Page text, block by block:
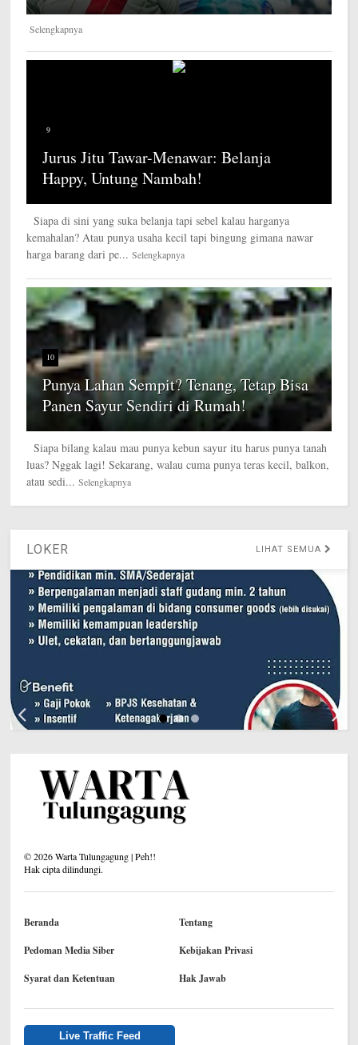
Selengkapnya
9
Jurus Jitu Tawar-Menawar: Belanja
Happy, Untung Nambah!
Siapa di sini yang suka belanja tapi sebel kalau harganya
kemahalan? Atau punya usaha kecil tapi bingung gimana nawar
harga barang dari pe... Selengkapnya
10
Punya Lahan Sempit? Tenang, Tetap Bisa
Panen Sayur Sendiri di Rumah!
Siapa bilang kalau mau punya kebun sayur itu harus punya tanah
luas? Nggak lagi! Sekarang, walau cuma punya teras kecil, balkon,
atau sedi... Selengkapnya
LOKER LIHAT SEMUA
©2026Warta Tulungagung | Peh!!
Hak cipta dilindungi.
Beranda Tentang
Pedoman Media Siber Kebijakan Privasi
Syarat dan Ketentuan Hak Jawab
Live Traffic Feed